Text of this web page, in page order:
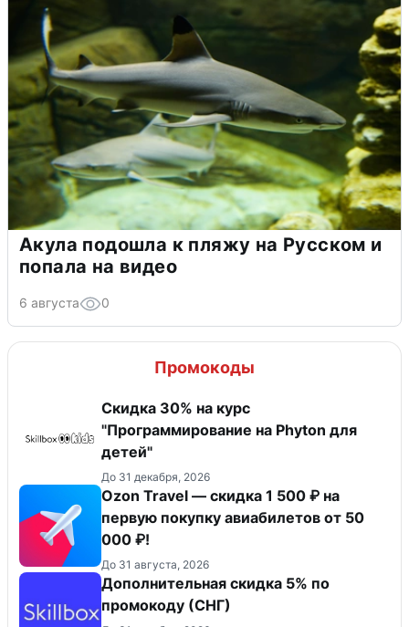
Акула подошла к пляжу на Русском и
попала на видео
6 августа 0
Промокоды
Скидка 30% на курс
"Программирование на Phyton для
детей"
До 31 декабря, 2026
Ozon Travel — скидка 1 500 ₽ на
первую покупку авиабилетов от 50
000 ₽!
До 31 августа, 2026
Дополнительная скидка 5% по
промокоду (СНГ)